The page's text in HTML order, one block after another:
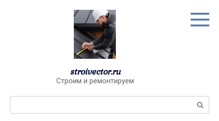
stroivector.ru
Строим и ремонтируем